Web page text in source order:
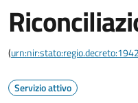
(
Servizio attivo